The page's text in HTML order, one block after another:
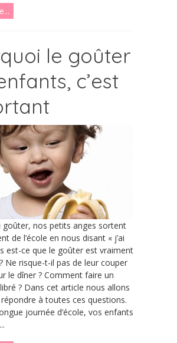
le goûter
c’est
goûter, nos petits anges sortent
de l’école en nous disant « j’ai
est-ce que le goûter est vraiment
Ne risque-t-il pas de leur couper
le dîner ? Comment faire un
? Dans cet article nous allons
à toutes ces questions.
journée d’école, vos enfants